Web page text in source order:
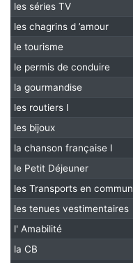
les séries TV
les chagrins d ’amour
le tourisme
le permis de conduire
la gourmandise
les routiers I
les bijoux
la chanson française I
le Petit Déjeuner
les Transports en commun
les tenues vestimentaires
l' Amabilité
la CB